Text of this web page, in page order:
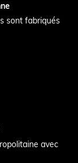
sont fabriqués
avec